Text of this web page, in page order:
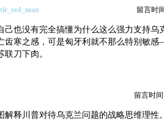
留言时
己也没有完全搞懂为什么这么强力支持乌
齿寒之感，可是匈牙利就不那么特别敏
刀下肉。
留言时间
解释川普对待乌克兰问题的战略思维理性